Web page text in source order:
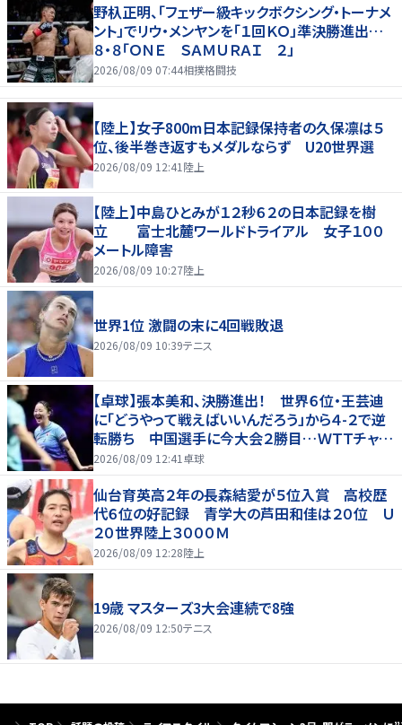
野杁正明、「フェザー級キックボクシング・トーナメ
ント」でリウ・メンヤンを「１回ＫＯ」準決勝進出…
８・８「ＯＮＥ ＳＡＭＵＲＡＩ ２」
2026/08/09 07:44相撲格闘技
【陸上】女子800m日本記録保持者の久保凛は５
位、後半巻き返すもメダルならず U20世界選
2026/08/09 12:41 陸上
【陸上】中島ひとみが１２秒６２の日本記録を樹
立 富士北麓ワールドトライアル 女子１００
メートル障害
2026/08/09 10:27陸上
世界1位 激闘の末に4回戦敗退
2026/08/09 10:39テニス
【卓球】張本美和、決勝進出！ 世界６位・王芸迪
に「どうやって戦えばいいんだろう」から４-２で逆
転勝ち 中国選手に今大会２勝目…ＷＴＴチャン
ピオンズ横浜
2026/08/09 12:41 卓球
仙台育英高２年の長森結愛が５位入賞 高校歴
代６位の好記録 青学大の芦田和佳は２０位 Ｕ
２０世界陸上３０００Ｍ
2026/08/09 12:28陸上
19歳 マスターズ3大会連続で8強
2026/08/09 12:50テニス